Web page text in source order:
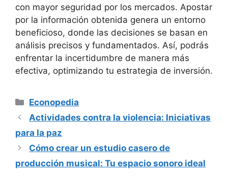
con mayor seguridad por los mercados.‌ Apostar
por la información​ obtenida genera un entorno
beneficioso,⁢ donde las decisiones se ​basan ⁣en
análisis precisos y fundamentados. Así, podrás
enfrentar la incertidumbre de manera más
efectiva,⁢ optimizando tu estrategia de inversión.
Categorías
Econopedia
Actividades contra la violencia: Iniciativas
para la paz
Cómo crear un estudio casero de
producción musical: Tu espacio sonoro ideal